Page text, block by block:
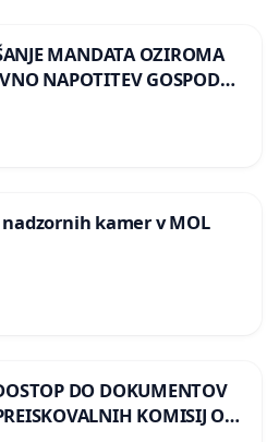
MANDATA OZIROMA
NAPOTITEV GOSPODA
NA VELEPOSLANIŠTVO
V MOSKVI
kamer v MOL
DO DOKUMENTOV
KOMISIJ O